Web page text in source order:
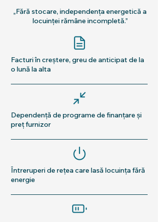
„Fără stocare, independența energetică a
locuinței rămâne incompletă.”
Facturi în creștere, greu de anticipat de la
o lună la alta
Dependență de programe de finanțare și
preț furnizor
Întreruperi de rețea care lasă locuința fără
energie